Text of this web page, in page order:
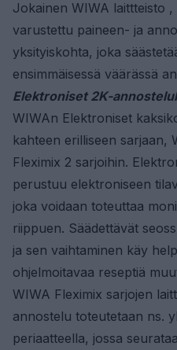
Jokainen WIWA laittteisto
varustettu paineen- ja
yksityiskohta, joka
ensimmäisessä väärässä
Elektroniset 2K-
WIWAn Elektroniset
kahteen erilliseen sarjaan,
Fleximix 2 sarjoihin.
perustuu elektroniseen
joka voidaan toteuttaa
riippuen. Säädettävät
ja sen vaihtaminen käy
ohjelmoitavaa reseptiä
WIWA Fleximix sarjojen
annostelu toteutetaan ns.
periaatteella, jossa